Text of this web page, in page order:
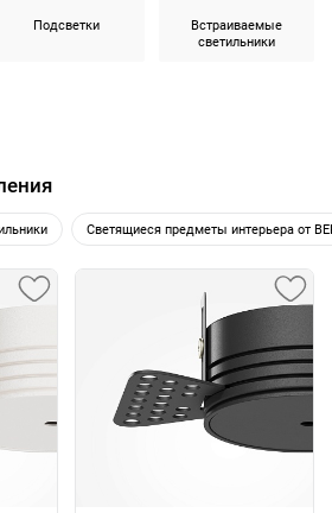
Подсветки
Встраиваемые
светильники
Светящиеся предметы интерьера от